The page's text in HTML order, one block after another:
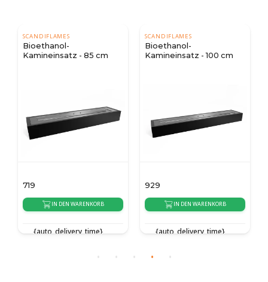
SCANDIFLAMES
Bioethanol-
Kamineinsatz - 85 cm
719
IN DEN WARENKORB
{auto_delivery_time}
SCANDIFLAMES
Bioethanol-
Kamineinsatz - 100 cm
929
IN DEN WARENKORB
{auto_delivery_time}